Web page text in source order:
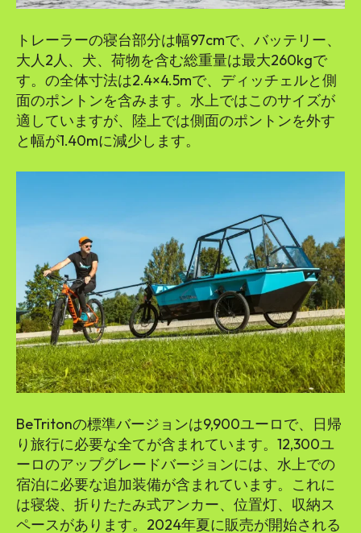
トレーラーの寝台部分は幅97cmで、バッテリー、
大人2人、犬、荷物を含む総重量は最大260kgで
す。の全体寸法は2.4×4.5mで、ディッチェルと側
面のポントンを含みます。水上ではこのサイズが
適していますが、陸上では側面のポントンを外す
と幅が1.40mに減少します。
BeTritonの標準バージョンは9,900ユーロで、日帰
り旅行に必要な全てが含まれています。12,300ユ
ーロのアップグレードバージョンには、水上での
宿泊に必要な追加装備が含まれています。これに
は寝袋、折りたたみ式アンカー、位置灯、収納ス
ペースがあります。2024年夏に販売が開始される